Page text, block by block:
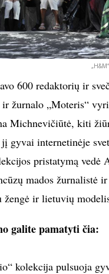
600 redaktorių ir
žurnalo „Moteris“
Michnevičiūtė, kiti
gyvai internetinėje
pristatymą vedė
mados žurnalistė
žengė ir lietuvių
galite pamatyti čia:
kolekcija pulsuoja